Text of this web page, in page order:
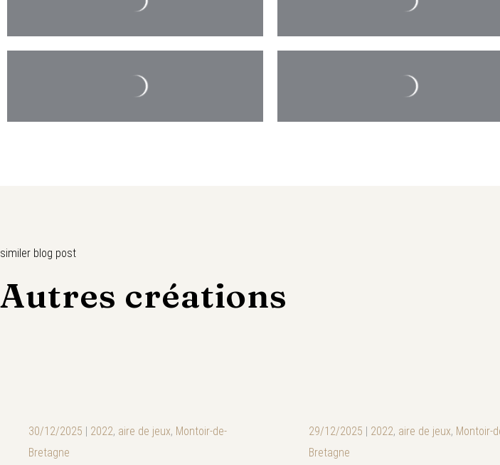
similer blog post
Autres créations
30/12/2025 | 2022, aire de jeux, Montoir-de-
Bretagne
29/12/2025 | 2022, aire de jeux, Montoir-
Bretagne